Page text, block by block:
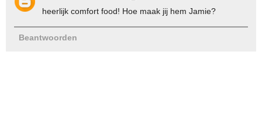
heerlijk comfort food! Hoe maak jij hem Jamie?
Beantwoorden